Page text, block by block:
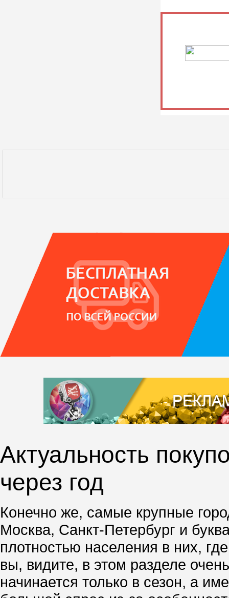
Актуальность
через год
Конечно же, самые крупные
Москва, Санкт-Петербург и
плотностью населения в них,
вы, видите, в этом разделе
начинается только в сезон, а